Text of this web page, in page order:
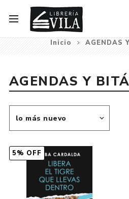
Inicio AGENDAS
AGENDAS Y
5% OFF